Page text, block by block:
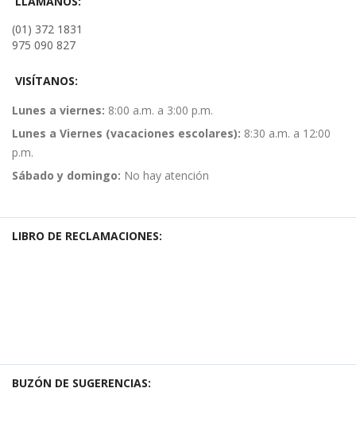
(01) 372 1831
975 090 827
VISÍTANOS:
Lunes a viernes: 8:00 a.m. a 3:00 p.m.
Lunes a Viernes (vacaciones escolares): 8:30 a.m. a 12:00
p.m.
Sábado y domingo: No hay atención
LIBRO DE RECLAMACIONES:
BUZÓN DE SUGERENCIAS: